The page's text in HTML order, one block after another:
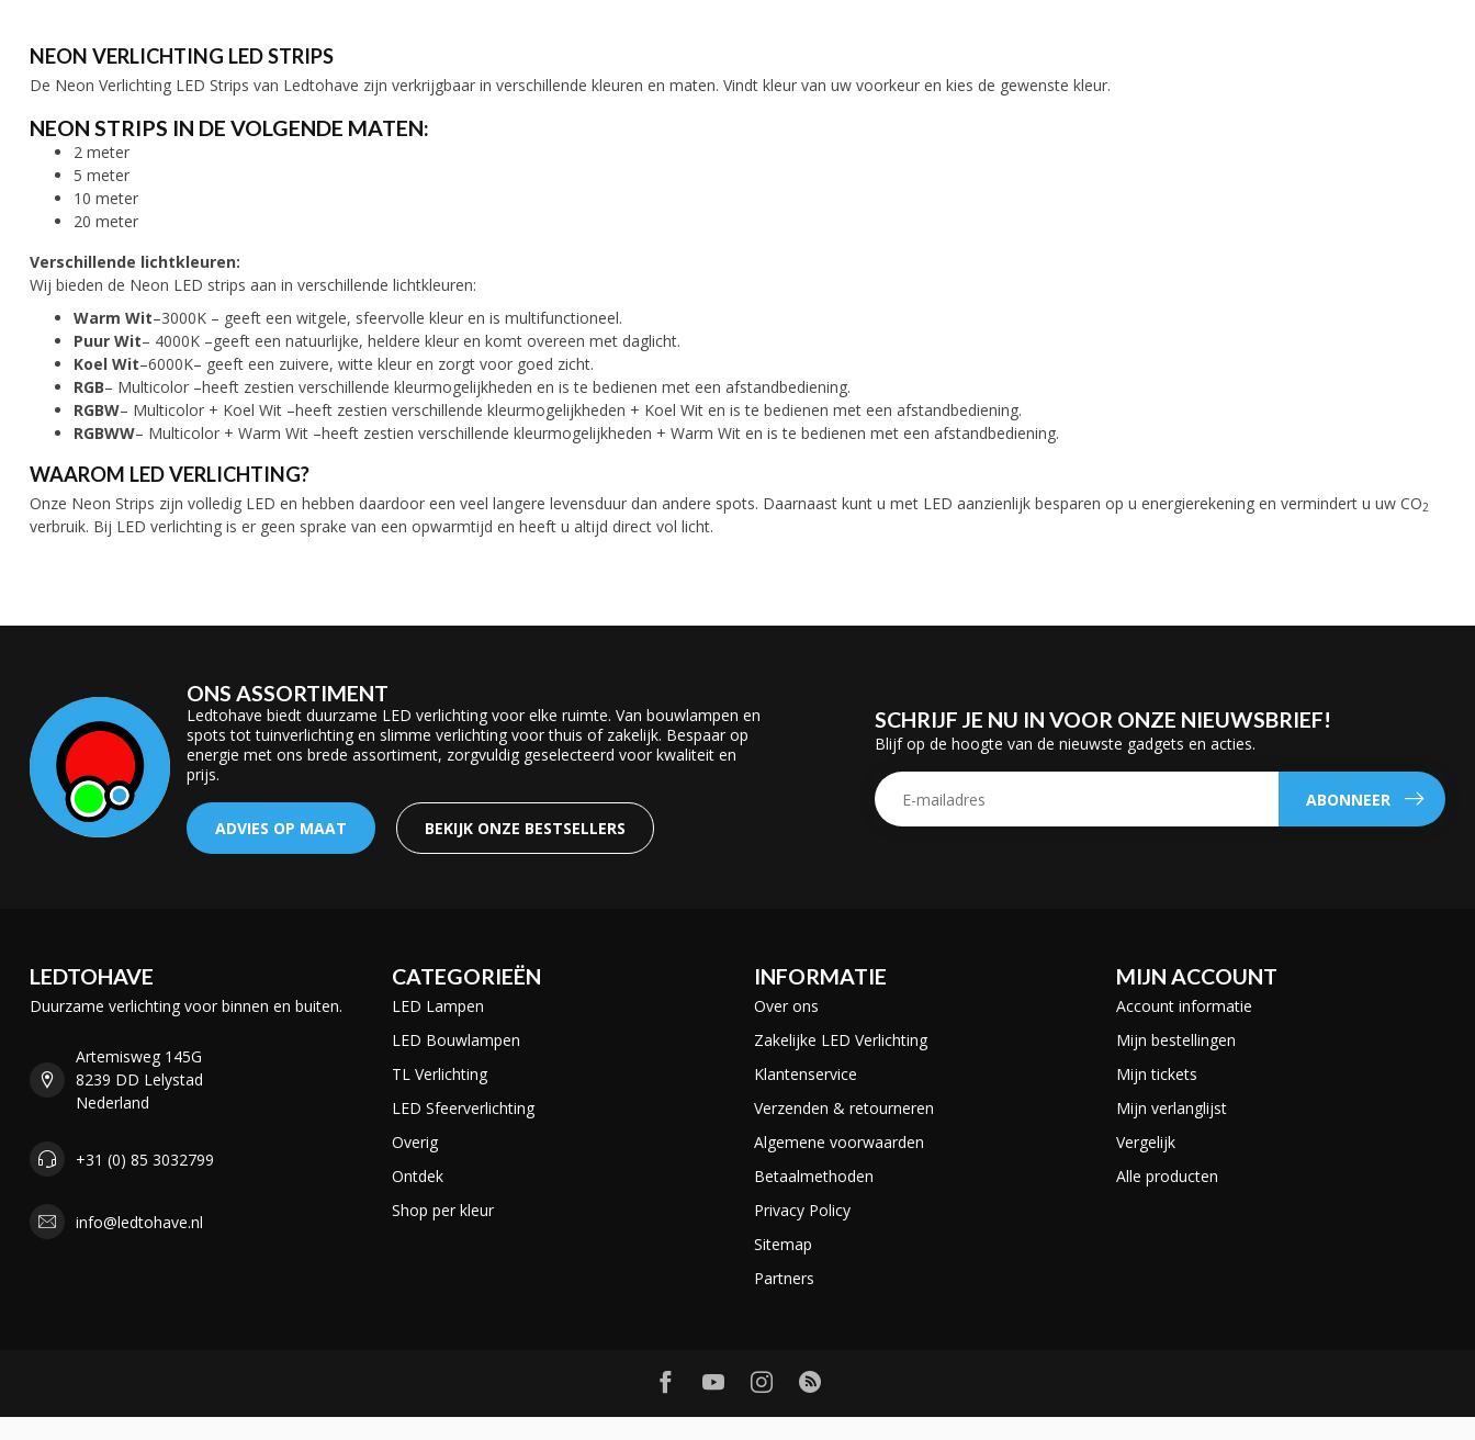
NEON VERLICHTING LED STRIPS
De Neon Verlichting LED Strips van Ledtohave zijn verkrijgbaar in verschillende kleuren en maten. Vindt kleur van uw voorkeur en kies de gewenste kleur.
NEON STRIPS IN DE VOLGENDE MATEN:
2 meter
5 meter
10 meter
20 meter
Verschillende lichtkleuren:
Wij bieden de Neon LED strips aan in verschillende lichtkleuren:
Warm Wit–3000K – geeft een witgele, sfeervolle kleur en is multifunctioneel.
Puur Wit– 4000K –geeft een natuurlijke, heldere kleur en komt overeen met daglicht.
Koel Wit–6000K– geeft een zuivere, witte kleur en zorgt voor goed zicht.
RGB– Multicolor –heeft zestien verschillende kleurmogelijkheden en is te bedienen met een afstandbediening.
RGBW– Multicolor + Koel Wit –heeft zestien verschillende kleurmogelijkheden + Koel Wit en is te bedienen met een afstandbediening.
RGBWW– Multicolor + Warm Wit –heeft zestien verschillende kleurmogelijkheden + Warm Wit en is te bedienen met een afstandbediening.
WAAROM LED VERLICHTING?
Onze Neon Strips zijn volledig LED en hebben daardoor een veel langere levensduur dan andere spots. Daarnaast kunt u met LED aanzienlijk besparen op u energierekening en vermindert u uw CO2
verbruik. Bij LED verlichting is er geen sprake van een opwarmtijd en heeft u altijd direct vol licht.
ONS ASSORTIMENT
Ledtohave biedt duurzame LED verlichting voor elke ruimte. Van bouwlampen en
spots tot tuinverlichting en slimme verlichting voor thuis of zakelijk. Bespaar op
energie met ons brede assortiment, zorgvuldig geselecteerd voor kwaliteit en
prijs.
ADVIES OP MAAT BEKIJK ONZE BESTSELLERS
SCHRIJF JE NU IN VOOR ONZE NIEUWSBRIEF!
Blijf op de hoogte van de nieuwste gadgets en acties.
ABONNEER
LEDTOHAVE
Duurzame verlichting voor binnen en buiten.
Artemisweg 145G
8239 DD Lelystad
Nederland
+31 (0) 85 3032799
info@ledtohave.nl
CATEGORIEËN
LED Lampen
LED Bouwlampen
TL Verlichting
LED Sfeerverlichting
Overig
Ontdek
Shop per kleur
INFORMATIE
Over ons
Zakelijke LED Verlichting
Klantenservice
Verzenden & retourneren
Algemene voorwaarden
Betaalmethoden
Privacy Policy
Sitemap
Partners
MIJN ACCOUNT
Account informatie
Mijn bestellingen
Mijn tickets
Mijn verlanglijst
Vergelijk
Alle producten